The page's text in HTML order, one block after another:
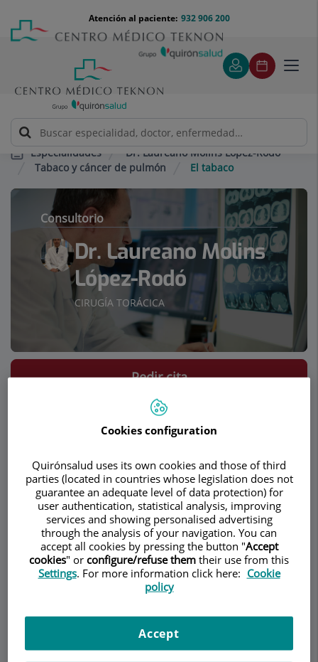
contenido
Menú
teléfono
cabecera
932 906 200
Atención al paciente:
Especialidades
Dr. Laureano Molins López-Rodó
Tabaco y cáncer de pulmón
El tabaco
Consultorio
Dr. Laureano Molins
López-Rodó
CIRUGÍA TORÁCICA
EquipoContacto
Pedir cita
El tabaco
El humo del tabaco contiene mas de 400
productos químicos de los cuales doscientos son
tóxicos y 40, incluyendo el benzopireno,
promueve el crecimiento de células tumorales.
Estos agentes químicos son absorbidos por la
órganos gastrointestinales. Se piensa que el
cáncer relacionado con el humo del tabaco es el
resultado de la combinación de estos productos
Cookies configuration
Quirónsalud uses its own cookies and those of third
parties (located in countries whose legislation does not
guarantee an adequate level of data protection) for
user authentication, statistical analysis, improving
services and showing personalised advertising
through the analysis of your navigation. You can
accept all cookies by pressing the button "Accept
cookies" or configure/refuse them their use from this
Settings. For more information click here: Cookie
policy
Accept